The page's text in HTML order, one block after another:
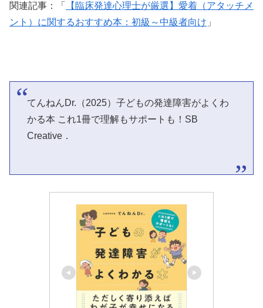
関連記事：「
【臨床発達心理士が厳選】愛着（アタッチメ
ント）に関するおすすめ本：初級～中級者向け 」
てんねんDr.（2025）子どもの発達障害がよくわ
かる本 これ1冊で理解もサポートも！SB
Creative．